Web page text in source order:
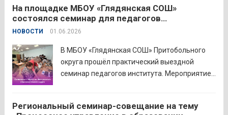
квалифицированных педагогов-психологов в
общеобразовательных организациях. Все
выпускники успешно прошли итоговую
аттестацию в форме экзамена и получили
Читать дальше
На площадке МБОУ «Глядянская СОШ»
состоялся семинар для педагогов
Центрального образовательного округа
НОВОСТИ 01.06.2026
В МБОУ «Глядянская СОШ» Притобольного
округа прошёл практический выездной
семинар педагогов института. Мероприятие
делегата. Открывая встречу, заместитель
Региональный семинар-совещание на тему